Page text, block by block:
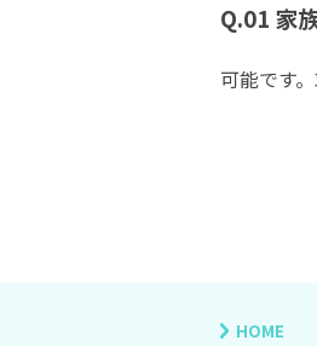
Q.01 家
可能です
HOME